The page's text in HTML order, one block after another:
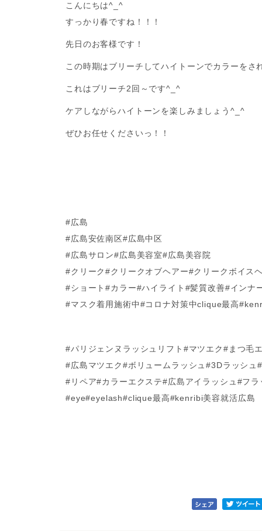
こんにちは^_^
すっかり春ですね！！！
先日のお客様です！
この時期はブリーチしてハイトーンでカラーをさ
これはブリーチ2回～です^_^
ケアしながらハイトーンを楽しみましょう^_^
ぜひお任せくださいっ！！
#広島
#広島安佐南区#広島中区
#広島サロン#広島美容室#広島美容院
#クリーク#クリークオブヘアー#クリークボイス
#ショート#カラー#ハイライト#髪質改善#インナ
#マスク着用施術中#コロナ対策中clique最高
#パリジェンヌラッシュリフト#マツエク#まつ毛
#広島マツエク#ボリュームラッシュ#3Dラッシュ
#リペア#カラーエクステ#広島アイラッシュ#フ
#eye#eyelash#clique最高#kenribi美容就活広島